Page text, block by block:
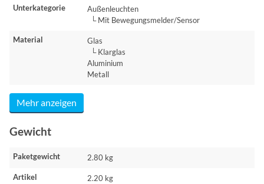
Unterkategorie
Außenleuchten
└ Mit Bewegungsmelder/Sensor
Material
Glas
└ Klarglas
Aluminium
Metall
Mehr anzeigen
Gewicht
Paketgewicht 2.80 kg
Artikel 2.20 kg